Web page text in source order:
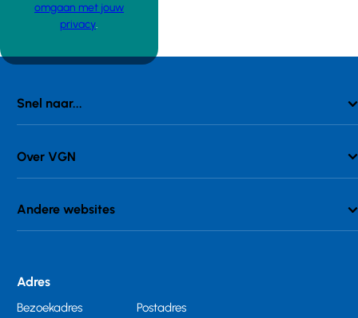
omgaan met jouw
privacy.
Snel naar...
Over VGN
Andere websites
Adres
Bezoekadres Postadres